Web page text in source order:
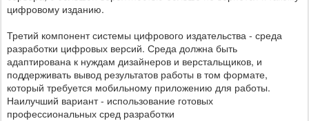
цифровому изданию.
Третий компонент системы цифрового издательства - среда
разработки цифровых версий. Среда должна быть
адаптирована к нуждам дизайнеров и верстальщиков, и
поддерживать вывод результатов работы в том формате,
который требуется мобильному приложению для работы.
Наилучший вариант - использование готовых
профессиональных сред разработки